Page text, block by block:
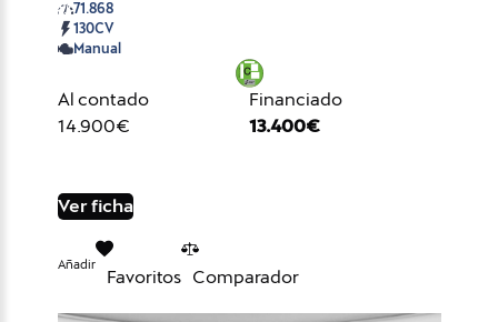
71.868
130CV
Manual
Al contado
14.900€
Financiado
13.400€
Ver ficha
Añadir
Favoritos Comparador